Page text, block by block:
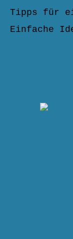
Tipps für
Einfache